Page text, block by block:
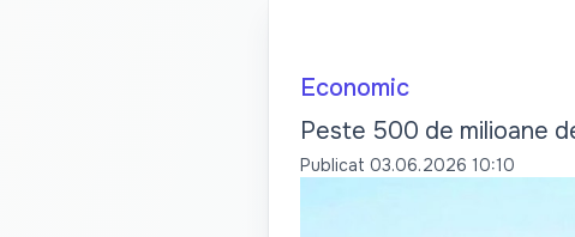
Economic
Peste 500 de milioane
Publicat 03.06.2026 10:10